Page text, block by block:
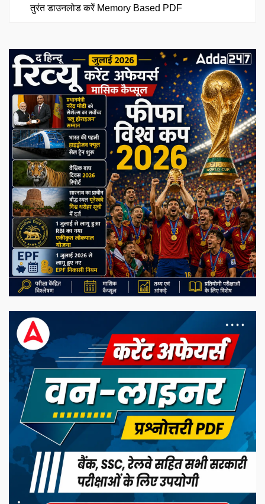
तुरंत डाउनलोड करें Memory Based PDF